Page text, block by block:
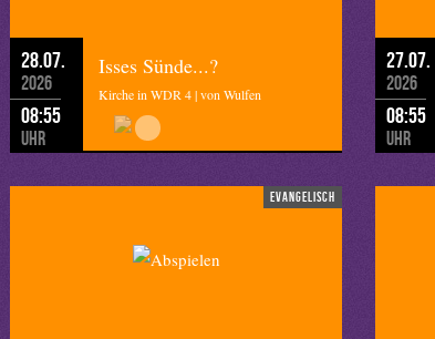
28.07.
2026
08:55
Uhr
Isses Sünde...?
Kirche in WDR 4 | von Wulfen
27.07.
2026
08:55
Uhr
evangelisch